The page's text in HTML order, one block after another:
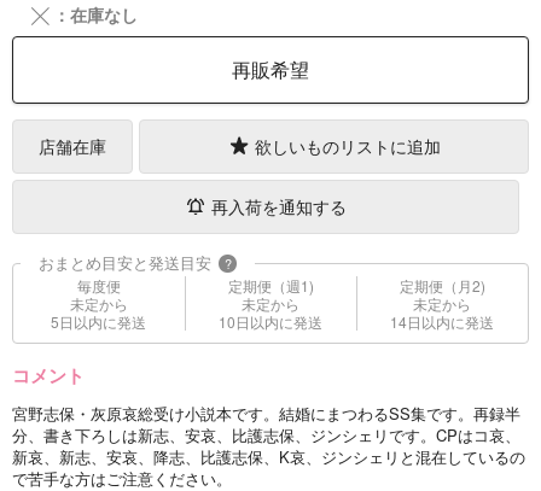
╳ ：在庫なし
再販希望
店舗在庫 欲しいものリストに追加
再入荷を通知する
おまとめ目安と発送目安 ?
毎度便
未定から
5日以内に発送
定期便（週1)
未定から
10日以内に発送
定期便（月2)
未定から
14日以内に発送
コメント
宮野志保・灰原哀総受け小説本です。結婚にまつわるSS集です。再録半
分、書き下ろしは新志、安哀、比護志保、ジンシェリです。CPはコ哀、
新哀、新志、安哀、降志、比護志保、K哀、ジンシェリと混在しているの
で苦手な方はご注意ください。